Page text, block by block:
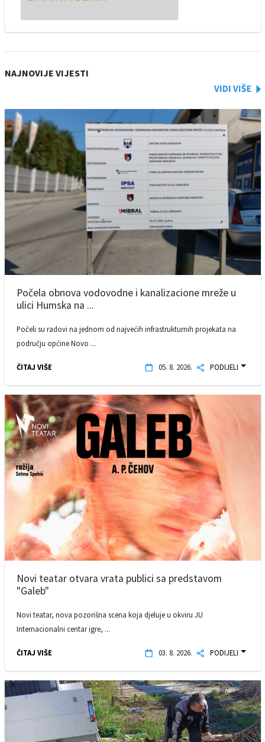
NAJNOVIJE VIJESTI
Počela obnova vodovodne i kanalizacione mreže u
ulici Humska na ...
Počeli su radovi na jednom od najvećih infrastrukturnih projekata na
području općine Novo ...
ČITAJ VIŠE 05. 8. 2026. PODIJELI
Novi teatar otvara vrata publici sa predstavom
"Galeb"
Novi teatar, nova pozorišna scena koja djeluje u okviru JU
Internacionalni centar igre, ...
ČITAJ VIŠE 03. 8. 2026. PODIJELI